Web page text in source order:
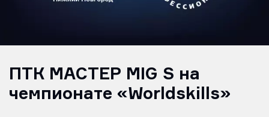
ПТК МАСТЕР MIG S на
чемпионате «Worldskills»